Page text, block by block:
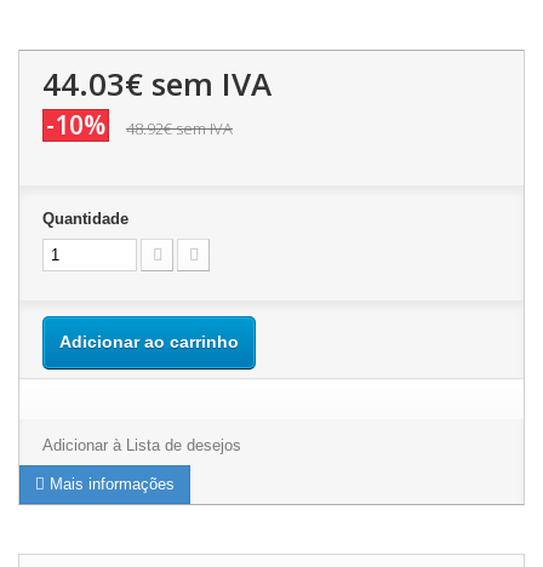
44.03€ sem IVA
-10% 48.92€sem IVA
Quantidade
Adicionar ao carrinho
Adicionar à Lista de desejos
Mais informações